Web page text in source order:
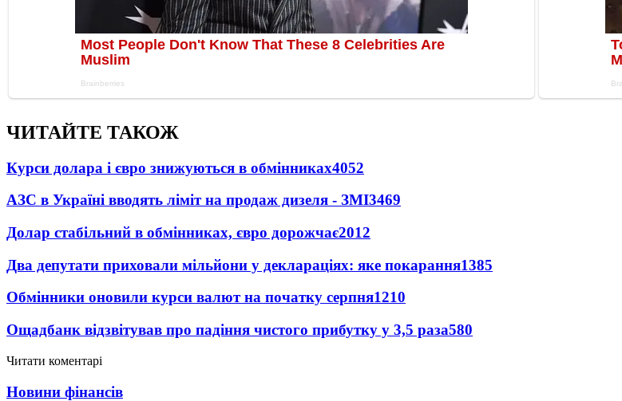
ЧИТАЙТЕ ТАКОЖ
Курси долара і євро знижуються в обмінниках4052
АЗС в Україні вводять ліміт на продаж дизеля - ЗМІ3469
Долар стабільний в обмінниках, євро дорожчає2012
Два депутати приховали мільйони у деклараціях: яке покарання1385
Обмінники оновили курси валют на початку серпня1210
Ощадбанк відзвітував про падіння чистого прибутку у 3,5 раза580
Читати коментарі
Новини фінансів